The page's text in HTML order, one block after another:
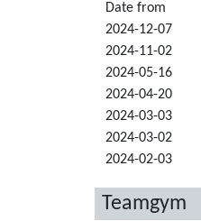
Date from
2024-12-07
2024-11-02
2024-05-16
2024-04-20
2024-03-03
2024-03-02
2024-02-03
Teamgym